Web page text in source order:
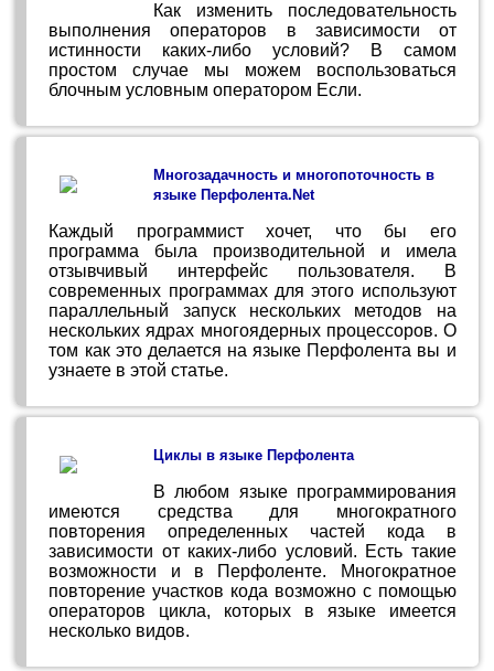
Как изменить последовательность
выполнения операторов в зависимости от
истинности каких-либо условий? В самом
простом случае мы можем воспользоваться
блочным условным оператором Если.
Многозадачность и многопоточность в
языке Перфолента.Net
Каждый программист хочет, что бы его
программа была производительной и имела
отзывчивый интерфейс пользователя. В
современных программах для этого используют
параллельный запуск нескольких методов на
нескольких ядрах многоядерных процессоров. О
том как это делается на языке Перфолента вы и
узнаете в этой статье.
Циклы в языке Перфолента
В любом языке программирования
имеются средства для многократного
повторения определенных частей кода в
зависимости от каких-либо условий. Есть такие
возможности и в Перфоленте. Многократное
повторение участков кода возможно с помощью
операторов цикла, которых в языке имеется
несколько видов.